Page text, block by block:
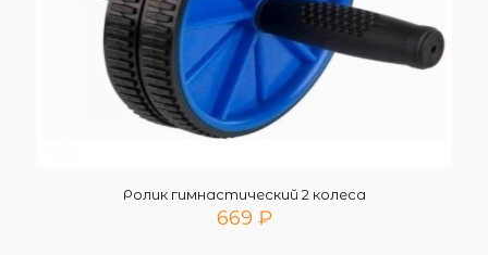
Ролик гимнастический 2 колеса
669 ₽